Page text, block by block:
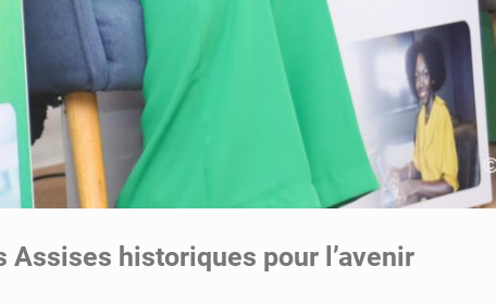
historiques pour l’avenir